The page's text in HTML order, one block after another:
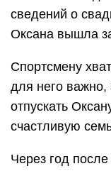
сведений о
Оксана вышла
Спортсмену
для него важно,
отпускать
счастливую
Через год